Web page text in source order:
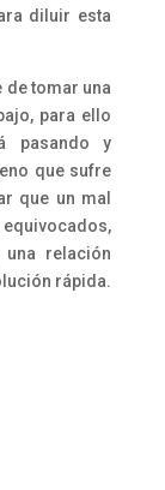
diluir esta
tomar una
para ello
pasando y
que sufre
que un mal
relación
rápida.